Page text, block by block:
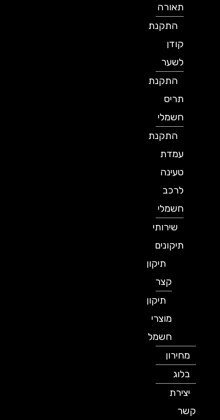
תאורה
התקנת
לשער
התקנת
תריס
חשמלי
התקנת
עמדת
טעינה
לרכב
חשמלי
שירותי
תיקונים
תיקון
תיקון
מוצרי
חשמל
מחירון
יצירת
קשר